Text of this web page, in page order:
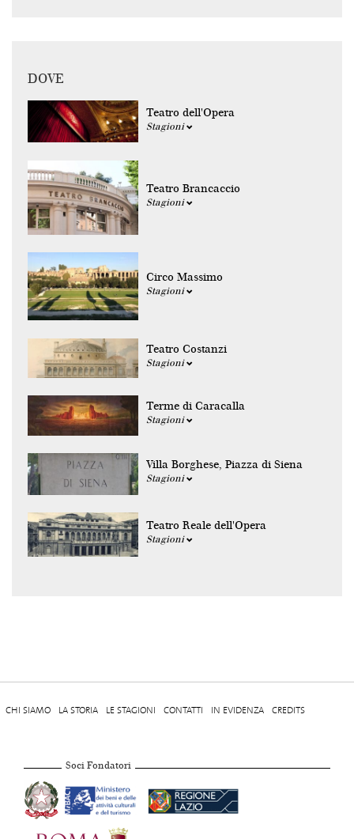
DOVE
Teatro dell'Opera
Stagioni
Teatro Brancaccio
Stagioni
Circo Massimo
Stagioni
Teatro Costanzi
Stagioni
Terme di Caracalla
Stagioni
Villa Borghese, Piazza di Siena
Stagioni
Teatro Reale dell'Opera
Stagioni
CHI SIAMO LA STORIA LE STAGIONI CONTATTI IN EVIDENZA CREDITS
Soci Fondatori